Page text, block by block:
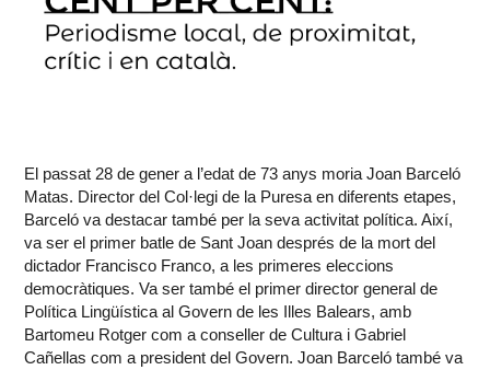
El passat 28 de gener a l’edat de 73 anys moria Joan Barceló
Matas. Director del Col·legi de la Puresa en diferents etapes,
Barceló va destacar també per la seva activitat política. Així,
va ser el primer batle de Sant Joan després de la mort del
dictador Francisco Franco, a les primeres eleccions
democràtiques. Va ser també el primer director general de
Política Lingüística al Govern de les Illes Balears, amb
Bartomeu Rotger com a conseller de Cultura i Gabriel
Cañellas com a president del Govern. Joan Barceló també va